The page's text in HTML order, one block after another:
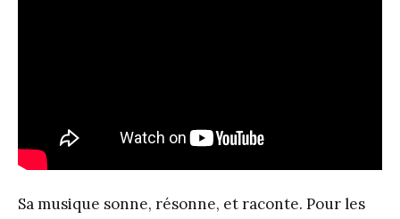
Sa musique sonne, résonne, et raconte. Pour les